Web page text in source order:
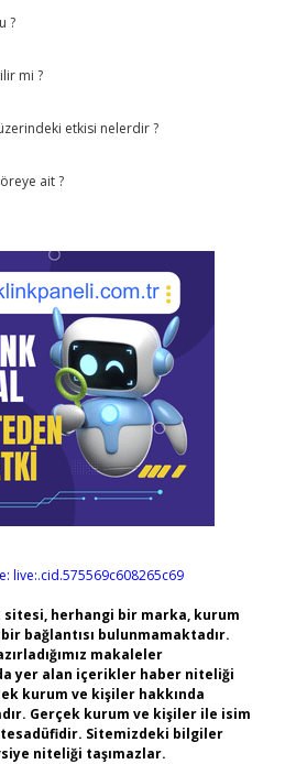
?
mi ?
etkisi nelerdir ?
ait ?
live:.cid.575569c608265c69
herhangi bir marka, kurum
bağlantısı bulunmamaktadır.
makaleler
yer alan içerikler haber niteliği
kurum ve kişiler hakkında
Gerçek kurum ve kişiler ile isim
Sitemizdeki bilgiler
niteliği taşımazlar.